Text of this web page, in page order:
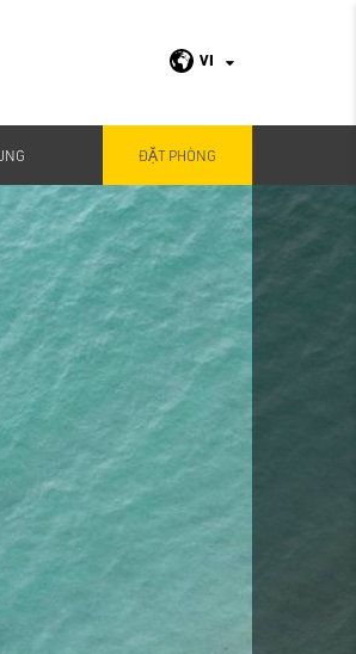
VI
ĐẶT PHÒNG